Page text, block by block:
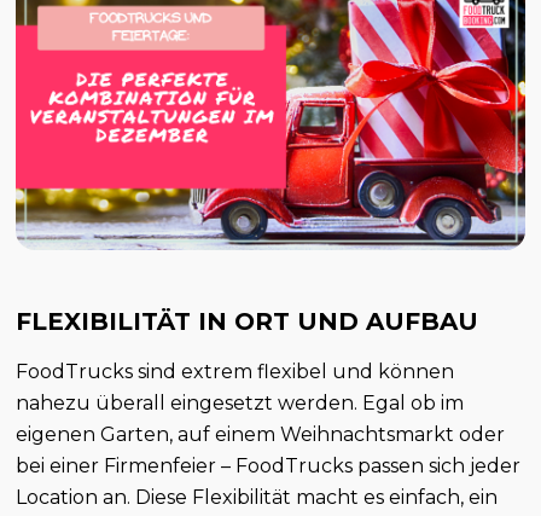
FLEXIBILITÄT IN ORT UND AUFBAU
FoodTrucks sind extrem flexibel und können
nahezu überall eingesetzt werden. Egal ob im
eigenen Garten, auf einem Weihnachtsmarkt oder
bei einer Firmenfeier – FoodTrucks passen sich jeder
Location an. Diese Flexibilität macht es einfach, ein